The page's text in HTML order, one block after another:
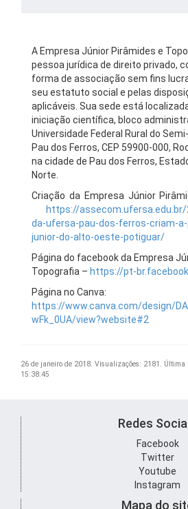
A Empresa Júnior Pirâmides e
pessoa jurídica de direito privado,
forma de associação sem fins
seu estatuto social e pelas
aplicáveis. Sua sede está
iniciação científica, bloco
Universidade Federal Rural do
Pau dos Ferros, CEP 59900-000,
na cidade de Pau dos Ferros,
Norte.
Criação da Empresa Júnior
https://
da-ufersa-pau-dos-ferros-criam-
junior-do-alto-oeste-potiguar/
Página do facebook da Empresa
Topografia – https://pt-
Página no Canva:
https://www.canva.com/design/
wFk_0UA/view?website#2
26 de janeiro de 2018. Visualizações: 2181. Última
15:38:45
Redes
Facebook
Twitter
Youtube
Instagram
Mapa do